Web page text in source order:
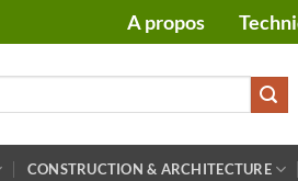
A propos
CONSTRUCTION & ARCHITECTURE